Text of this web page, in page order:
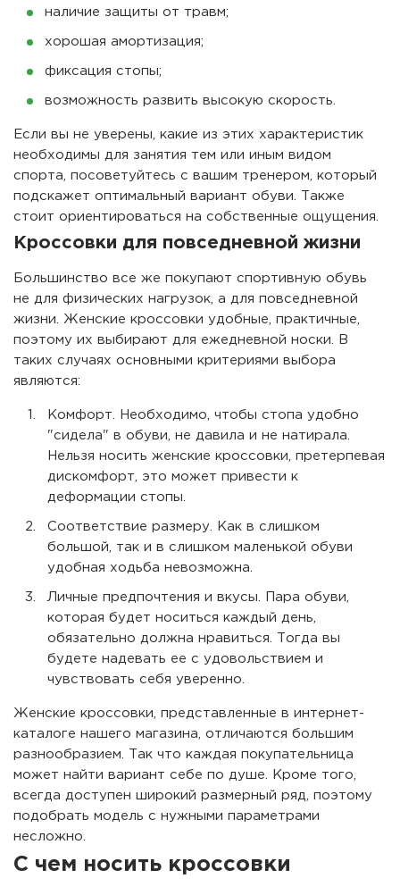
наличие защиты от травм;
хорошая амортизация;
фиксация стопы;
возможность развить высокую скорость.
Если вы не уверены, какие из этих характеристик
необходимы для занятия тем или иным видом
спорта, посоветуйтесь с вашим тренером, который
подскажет оптимальный вариант обуви. Также
стоит ориентироваться на собственные ощущения.
Кроссовки для повседневной жизни
Большинство все же покупают спортивную обувь
не для физических нагрузок, а для повседневной
жизни. Женские кроссовки удобные, практичные,
поэтому их выбирают для ежедневной носки. В
таких случаях основными критериями выбора
являются:
Комфорт. Необходимо, чтобы стопа удобно
"сидела" в обуви, не давила и не натирала.
Нельзя носить женские кроссовки, претерпевая
дискомфорт, это может привести к
деформации стопы.
Соответствие размеру. Как в слишком
большой, так и в слишком маленькой обуви
удобная ходьба невозможна.
Личные предпочтения и вкусы. Пара обуви,
которая будет носиться каждый день,
обязательно должна нравиться. Тогда вы
будете надевать ее с удовольствием и
чувствовать себя уверенно.
Женские кроссовки, представленные в интернет-
каталоге нашего магазина, отличаются большим
разнообразием. Так что каждая покупательница
может найти вариант себе по душе. Кроме того,
всегда доступен широкий размерный ряд, поэтому
подобрать модель с нужными параметрами
несложно.
С чем носить кроссовки